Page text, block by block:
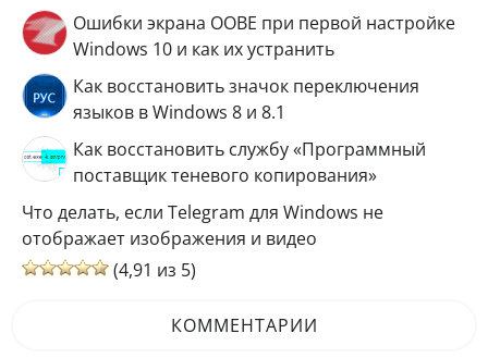
Ошибки экрана OOBE при первой настройке
Windows 10 и как их устранить
Как восстановить значок переключения
языков в Windows 8 и 8.1
Как восстановить службу «Программный
поставщик теневого копирования»
Что делать, если Telegram для Windows не
отображает изображения и видео
(4,91 из 5)
КОММЕНТАРИИ